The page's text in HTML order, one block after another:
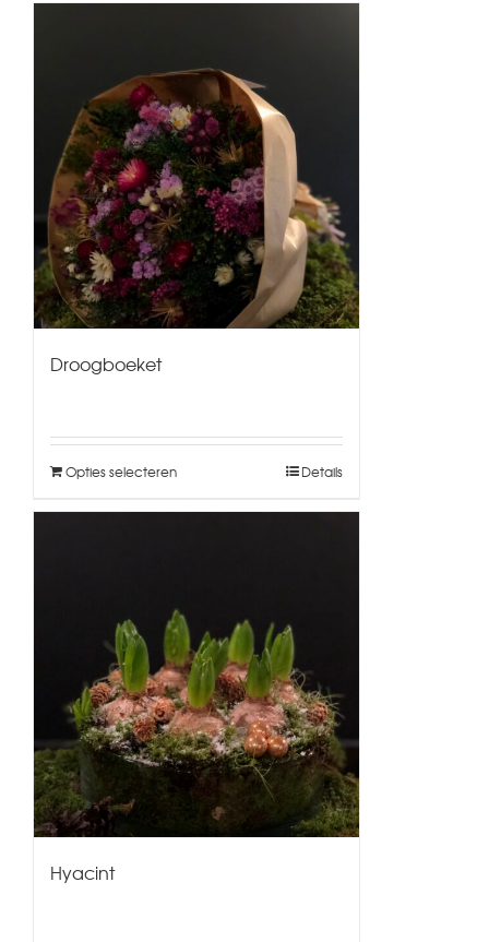
Droogboeket
Opties selecteren Details
Hyacint